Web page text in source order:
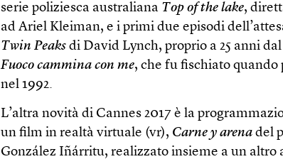
serie poliziesca australiana Top of the lake,
ad Ariel Kleiman, e i primi due episodi
Twin Peaks di David Lynch, proprio a 25 anni
Fuoco cammina con me, che fu fischiato quando
nel 1992.
L’altra novità di Cannes 2017 è la
un film in realtà virtuale (vr), Carne y arena del
González Iñárritu, realizzato insieme a un altro